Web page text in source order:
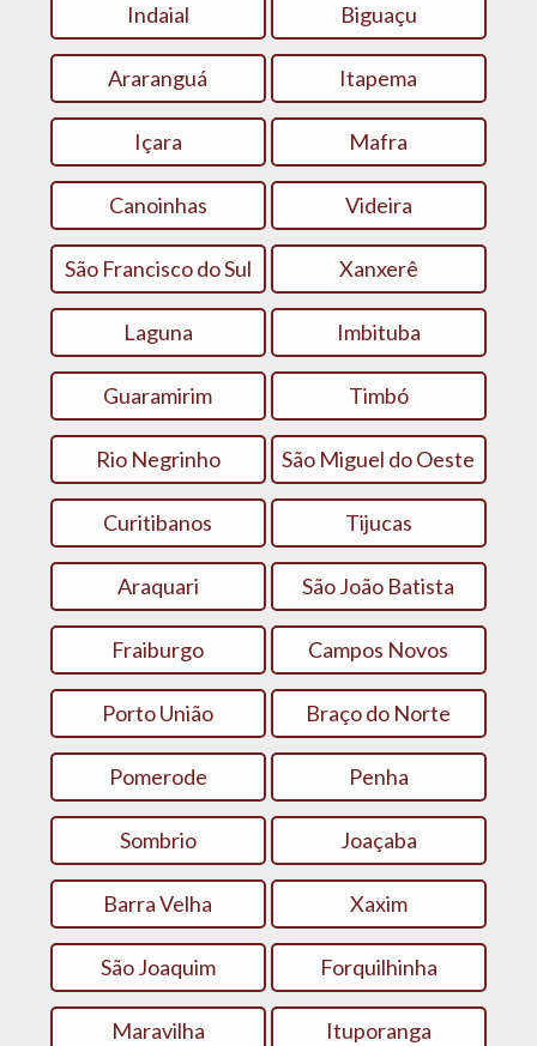
Indaial Biguaçu
Araranguá Itapema
Içara Mafra
Canoinhas Videira
São Francisco do Sul Xanxerê
Laguna Imbituba
Guaramirim Timbó
Rio Negrinho São Miguel do Oeste
Curitibanos Tijucas
Araquari São João Batista
Fraiburgo Campos Novos
Porto União Braço do Norte
Pomerode Penha
Sombrio Joaçaba
Barra Velha Xaxim
São Joaquim Forquilhinha
Maravilha Ituporanga